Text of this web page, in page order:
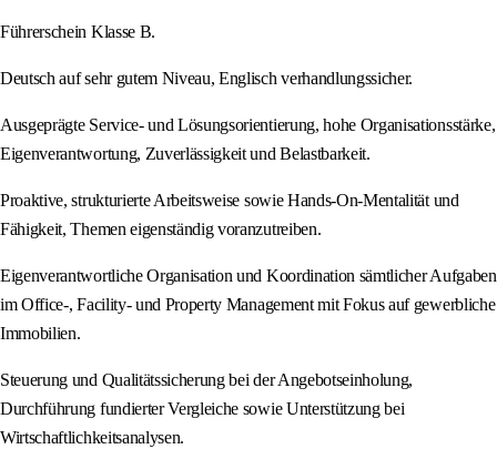
Führerschein Klasse B.
Deutsch auf sehr gutem Niveau, Englisch verhandlungssicher.
Ausgeprägte Service- und Lösungsorientierung, hohe Organisationsstärke,
Eigenverantwortung, Zuverlässigkeit und Belastbarkeit.
Proaktive, strukturierte Arbeitsweise sowie Hands-On-Mentalität und
Fähigkeit, Themen eigenständig voranzutreiben.
Eigenverantwortliche Organisation und Koordination sämtlicher Aufgaben
im Office-, Facility- und Property Management mit Fokus auf gewerbliche
Immobilien.
Steuerung und Qualitätssicherung bei der Angebotseinholung,
Durchführung fundierter Vergleiche sowie Unterstützung bei
Wirtschaftlichkeitsanalysen.